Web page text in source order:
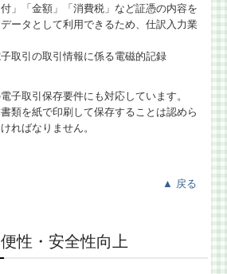
」「金額」「消費税」など証憑の内容を
ータとして利用できるため、仕訳入力業
取引の取引情報に係る電磁的記録
子取引保存要件にも対応しています。
類を紙で印刷して保存することは認めら
ればなりません。
▲ 戻る
性・安全性向上